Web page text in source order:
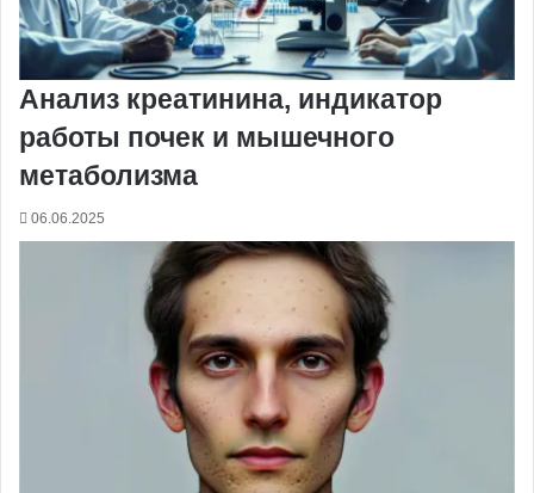
Анализ креатинина, индикатор
работы почек и мышечного
метаболизма
06.06.2025